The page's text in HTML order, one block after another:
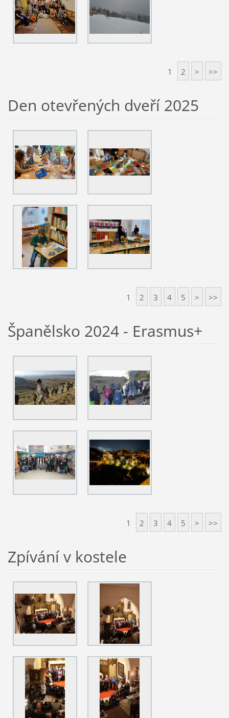
1 2 > >>
Den otevřených dveří 2025
1 2 3 4 5 > >>
Španělsko 2024 - Erasmus+
1 2 3 4 5 > >>
Zpívání v kostele